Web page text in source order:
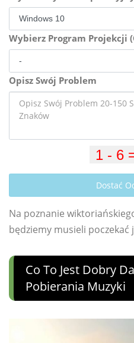
Wybierz Program Projekcji
Opisz Swój Problem
Dostać
Na poznanie
będziemy musieli poczekać
Co To Jest Dobry
Pobierania Muzyki